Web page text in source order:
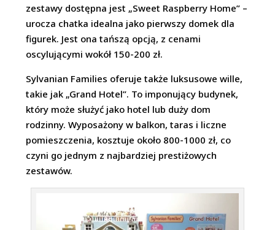
zestawy dostępna jest „Sweet Raspberry Home” –
urocza chatka idealna jako pierwszy domek dla
figurek. Jest ona tańszą opcją, z cenami
oscylującymi wokół 150-200 zł.
Sylvanian Families oferuje także luksusowe wille,
takie jak „Grand Hotel”. To imponujący budynek,
który może służyć jako hotel lub duży dom
rodzinny. Wyposażony w balkon, taras i liczne
pomieszczenia, kosztuje około 800-1000 zł, co
czyni go jednym z najbardziej prestiżowych
zestawów.